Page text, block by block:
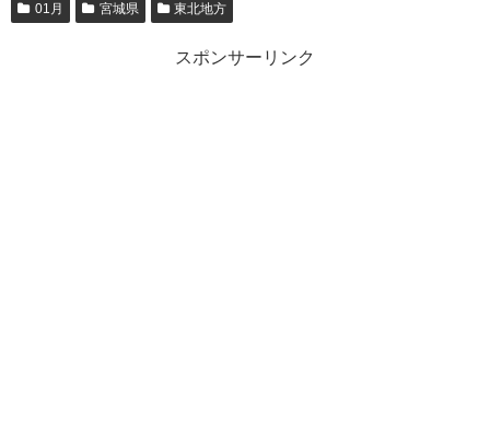
01月 宮城県 東北地方
スポンサーリンク